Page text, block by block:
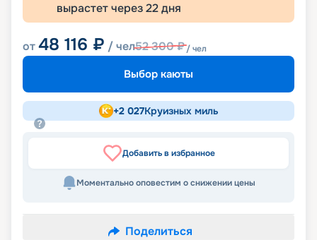
вырастет через22дня
от48 116 ₽ / чел52 300₽/ чел
Выбор каюты
+2 027Круизных миль
Добавить в избранное
Моментально оповестим о снижении цены
Поделиться